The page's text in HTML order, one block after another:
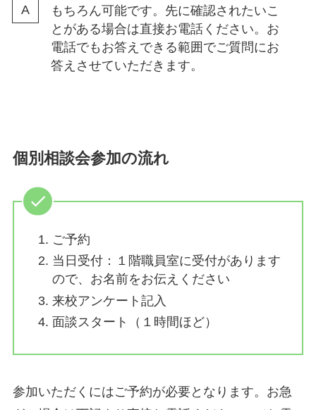
もちろん可能です。先に確認されたいこ
とがある場合は直接お電話ください。お
電話でもお答えできる範囲でご質問にお
答えさせていただきます。
個別相談会参加の流れ
ご予約
当⽇受付：１階職員室に受付があります
ので、お名前をお伝えください
来校アンケート記⼊
⾯談スタート（１時間ほど）
参加いただくにはご予約が必要となります。お急